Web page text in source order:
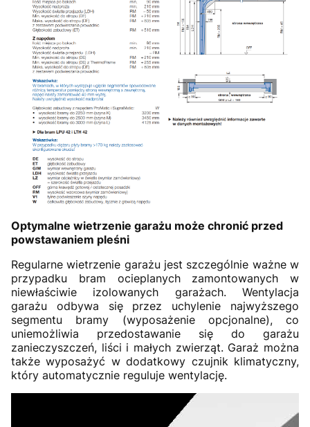
Optymalne wietrzenie garażu może chronić przed
powstawaniem pleśni
Regularne wietrzenie garażu jest szczególnie ważne w
przypadku bram ocieplanych zamontowanych w
niewłaściwie izolowanych garażach. Wentylacja
garażu odbywa się przez uchylenie najwyższego
segmentu bramy (wyposażenie opcjonalne), co
uniemożliwia przedostawanie się do garażu
zanieczyszczeń, liści i małych zwierząt. Garaż można
także wyposażyć w dodatkowy czujnik klimatyczny,
który automatycznie reguluje wentylację.